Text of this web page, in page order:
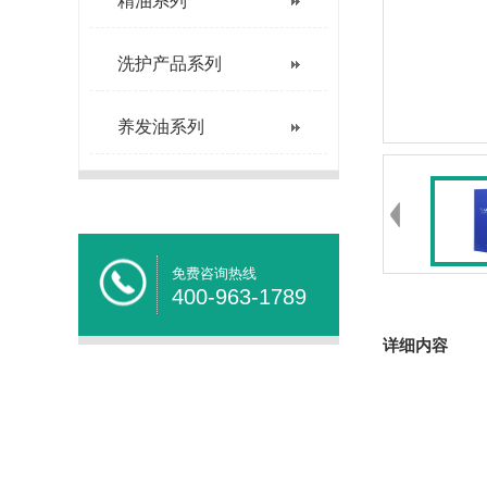
洗护产品系列
养发油系列
免费咨询热线
400-963-1789
详细内容